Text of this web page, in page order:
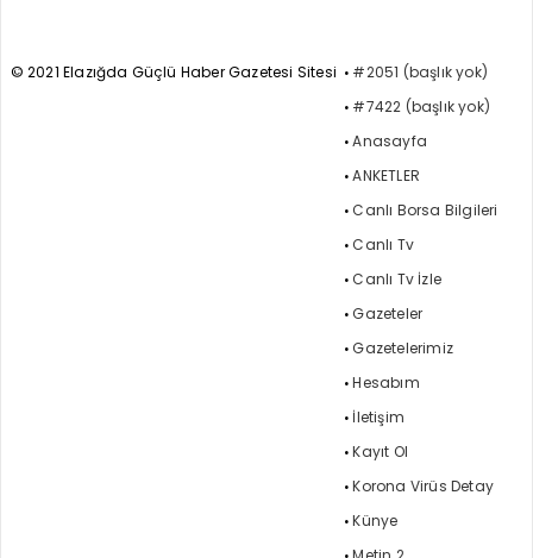
© 2021 Elazığda Güçlü Haber Gazetesi Sitesi
#2051 (başlık yok)
#7422 (başlık yok)
Anasayfa
ANKETLER
Canlı Borsa Bilgileri
Canlı Tv
Canlı Tv İzle
Gazeteler
Gazetelerimiz
Hesabım
İletişim
Kayıt Ol
Korona Virüs Detay
Künye